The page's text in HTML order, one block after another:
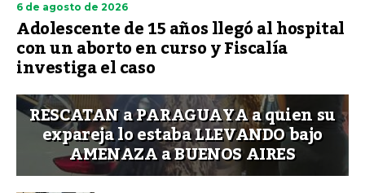
6 de agosto de 2026
Adolescente de 15 años llegó al hospital
con un aborto en curso y Fiscalía
investiga el caso
RESCATAN a PARAGUAYA a quien su
expareja lo estaba LLEVANDO bajo
AMENAZA a BUENOS AIRES